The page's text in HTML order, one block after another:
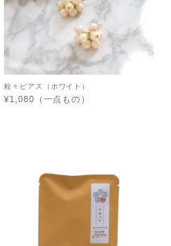
粒々ピアス（ホワイト）
¥1,080（一点もの）